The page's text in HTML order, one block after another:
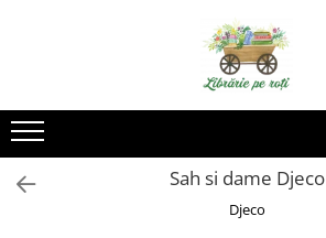
Sah si dame Djeco
Djeco